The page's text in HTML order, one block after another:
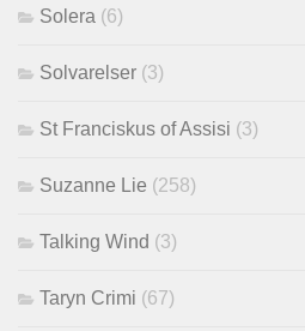
Solera (6)
Solvarelser (3)
St Franciskus of Assisi (3)
Suzanne Lie (258)
Talking Wind (3)
Taryn Crimi (67)